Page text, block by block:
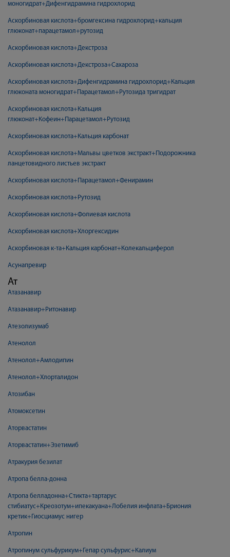
моногидрат+Дифенгидрамина гидрохлорид
Аскорбиновая кислота+бромгексина гидрохлорид+кальция
глюконат+парацетамол+рутозид
Аскорбиновая кислота+Декстроза
Аскорбиновая кислота+Декстроза+Сахароза
Аскорбиновая кислота+Дифенгидрамина гидрохлорид+Кальция
глюконата моногидрат+Парацетамол+Рутозида тригидрат
Аскорбиновая кислота+Кальция
глюконат+Кофеин+Парацетамол+Рутозид
Аскорбиновая кислота+Кальция карбонат
Аскорбиновая кислота+Мальвы цветков экстракт+Подорожника
ланцетовидного листьев экстракт
Аскорбиновая кислота+Парацетамол+Фенирамин
Аскорбиновая кислота+Рутозид
Аскорбиновая кислота+Фолиевая кислота
Аскорбиновая кислота+Хлоргексидин
Аскорбиновая к-та+Кальция карбонат+Колекальциферол
Асунапревир
Ат
Атазанавир
Атазанавир+Ритонавир
Атезолизумаб
Атенолол
Атенолол+Амлодипин
Атенолол+Хлорталидон
Атозибан
Атомоксетин
Аторвастатин
Аторвастатин+Эзетимиб
Атракурия безилат
Атропа белла-донна
Атропа белладонна+Стикта+тартарус
стибиатус+Креозотум+ипекакуана+Лобелия инфлата+Бриония
кретик+Гиосциамус нигер
Атропин
Атропинум сульфурикум+Гепар сульфурис+Калиум